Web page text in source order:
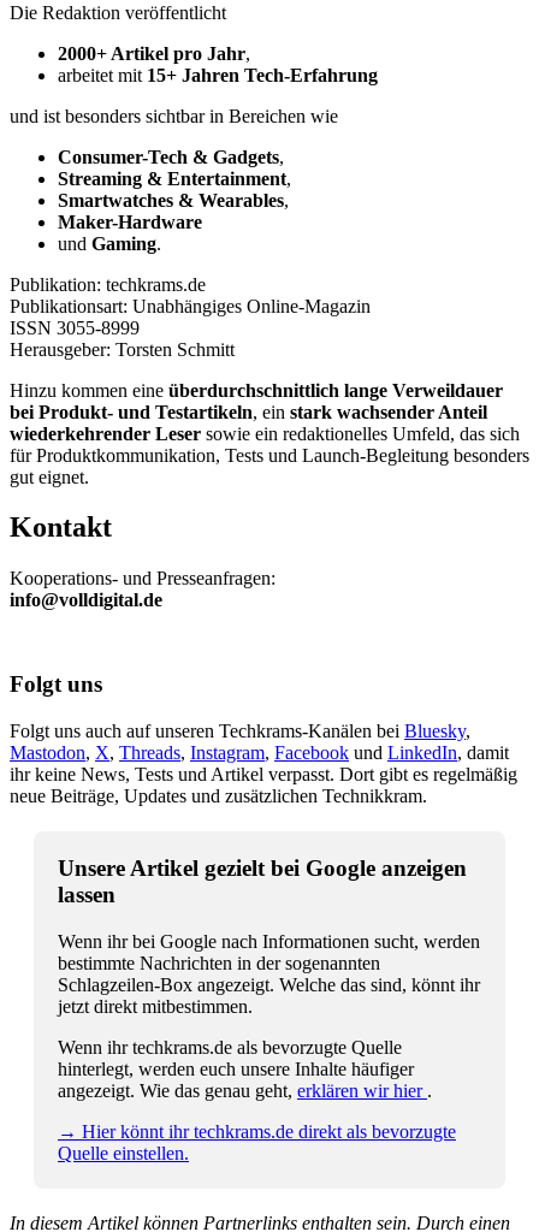
Die Redaktion veröffentlicht
2000+ Artikel pro Jahr,
arbeitet mit 15+ Jahren Tech-Erfahrung
und ist besonders sichtbar in Bereichen wie
Consumer-Tech & Gadgets,
Streaming & Entertainment,
Smartwatches & Wearables,
Maker-Hardware
und Gaming.
Publikation: techkrams.de
Publikationsart: Unabhängiges Online-Magazin
ISSN 3055-8999
Herausgeber: Torsten Schmitt
Hinzu kommen eine überdurchschnittlich lange Verweildauer
bei Produkt- und Testartikeln, ein stark wachsender Anteil
wiederkehrender Leser sowie ein redaktionelles Umfeld, das sich
für Produktkommunikation, Tests und Launch-Begleitung besonders
gut eignet.
Kontakt
Kooperations- und Presseanfragen:
info@volldigital.de
Folgt uns
Folgt uns auch auf unseren Techkrams-Kanälen bei Bluesky,
Mastodon, X, Threads, Instagram, Facebook und LinkedIn, damit
ihr keine News, Tests und Artikel verpasst. Dort gibt es regelmäßig
neue Beiträge, Updates und zusätzlichen Technikkram.
Unsere Artikel gezielt bei Google anzeigen
lassen
Wenn ihr bei Google nach Informationen sucht, werden
bestimmte Nachrichten in der sogenannten
Schlagzeilen-Box angezeigt. Welche das sind, könnt ihr
jetzt direkt mitbestimmen.
Wenn ihr techkrams.de als bevorzugte Quelle
hinterlegt, werden euch unsere Inhalte häufiger
angezeigt. Wie das genau geht, erklären wir hier .
→ Hier könnt ihr techkrams.de direkt als bevorzugte
Quelle einstellen.
In diesem Artikel können Partnerlinks enthalten sein. Durch einen